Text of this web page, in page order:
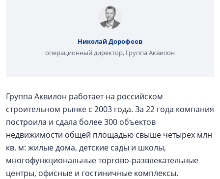
Николай Дорофеев
операционный директор, Группа Аквилон
Группа Аквилон работает на российском
строительном рынке с 2003 года. За 22 года компания
построила и сдала более 300 объектов
недвижимости общей площадью свыше четырех млн
кв. м: жилые дома, детские сады и школы,
многофункциональные торгово-развлекательные
центры, офисные и гостиничные комплексы.